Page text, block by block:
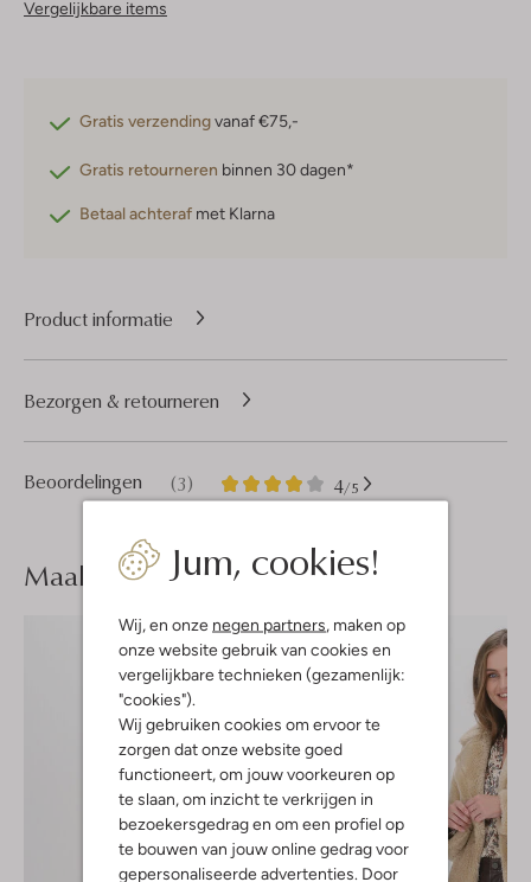
Jum, cookies!
Wij, en onze negen partners , maken op
onze website gebruik van cookies en
vergelijkbare technieken (gezamenlijk:
"cookies").
Wij gebruiken cookies om ervoor te
zorgen dat onze website goed
functioneert, om jouw voorkeuren op
te slaan, om inzicht te verkrijgen in
bezoekersgedrag en om een profiel op
te bouwen van jouw online gedrag voor
gepersonaliseerde advertenties. Door
Vergelijkbare items
Gratis verzendingvanaf €75,-
Gratis retourneren binnen 30 dagen*
Betaal achteraf met Klarna
Product informatie
Beoordelingen (3) 4/5
3
4
Sterren
Bezorgen & retourneren
Maak jelook compleet